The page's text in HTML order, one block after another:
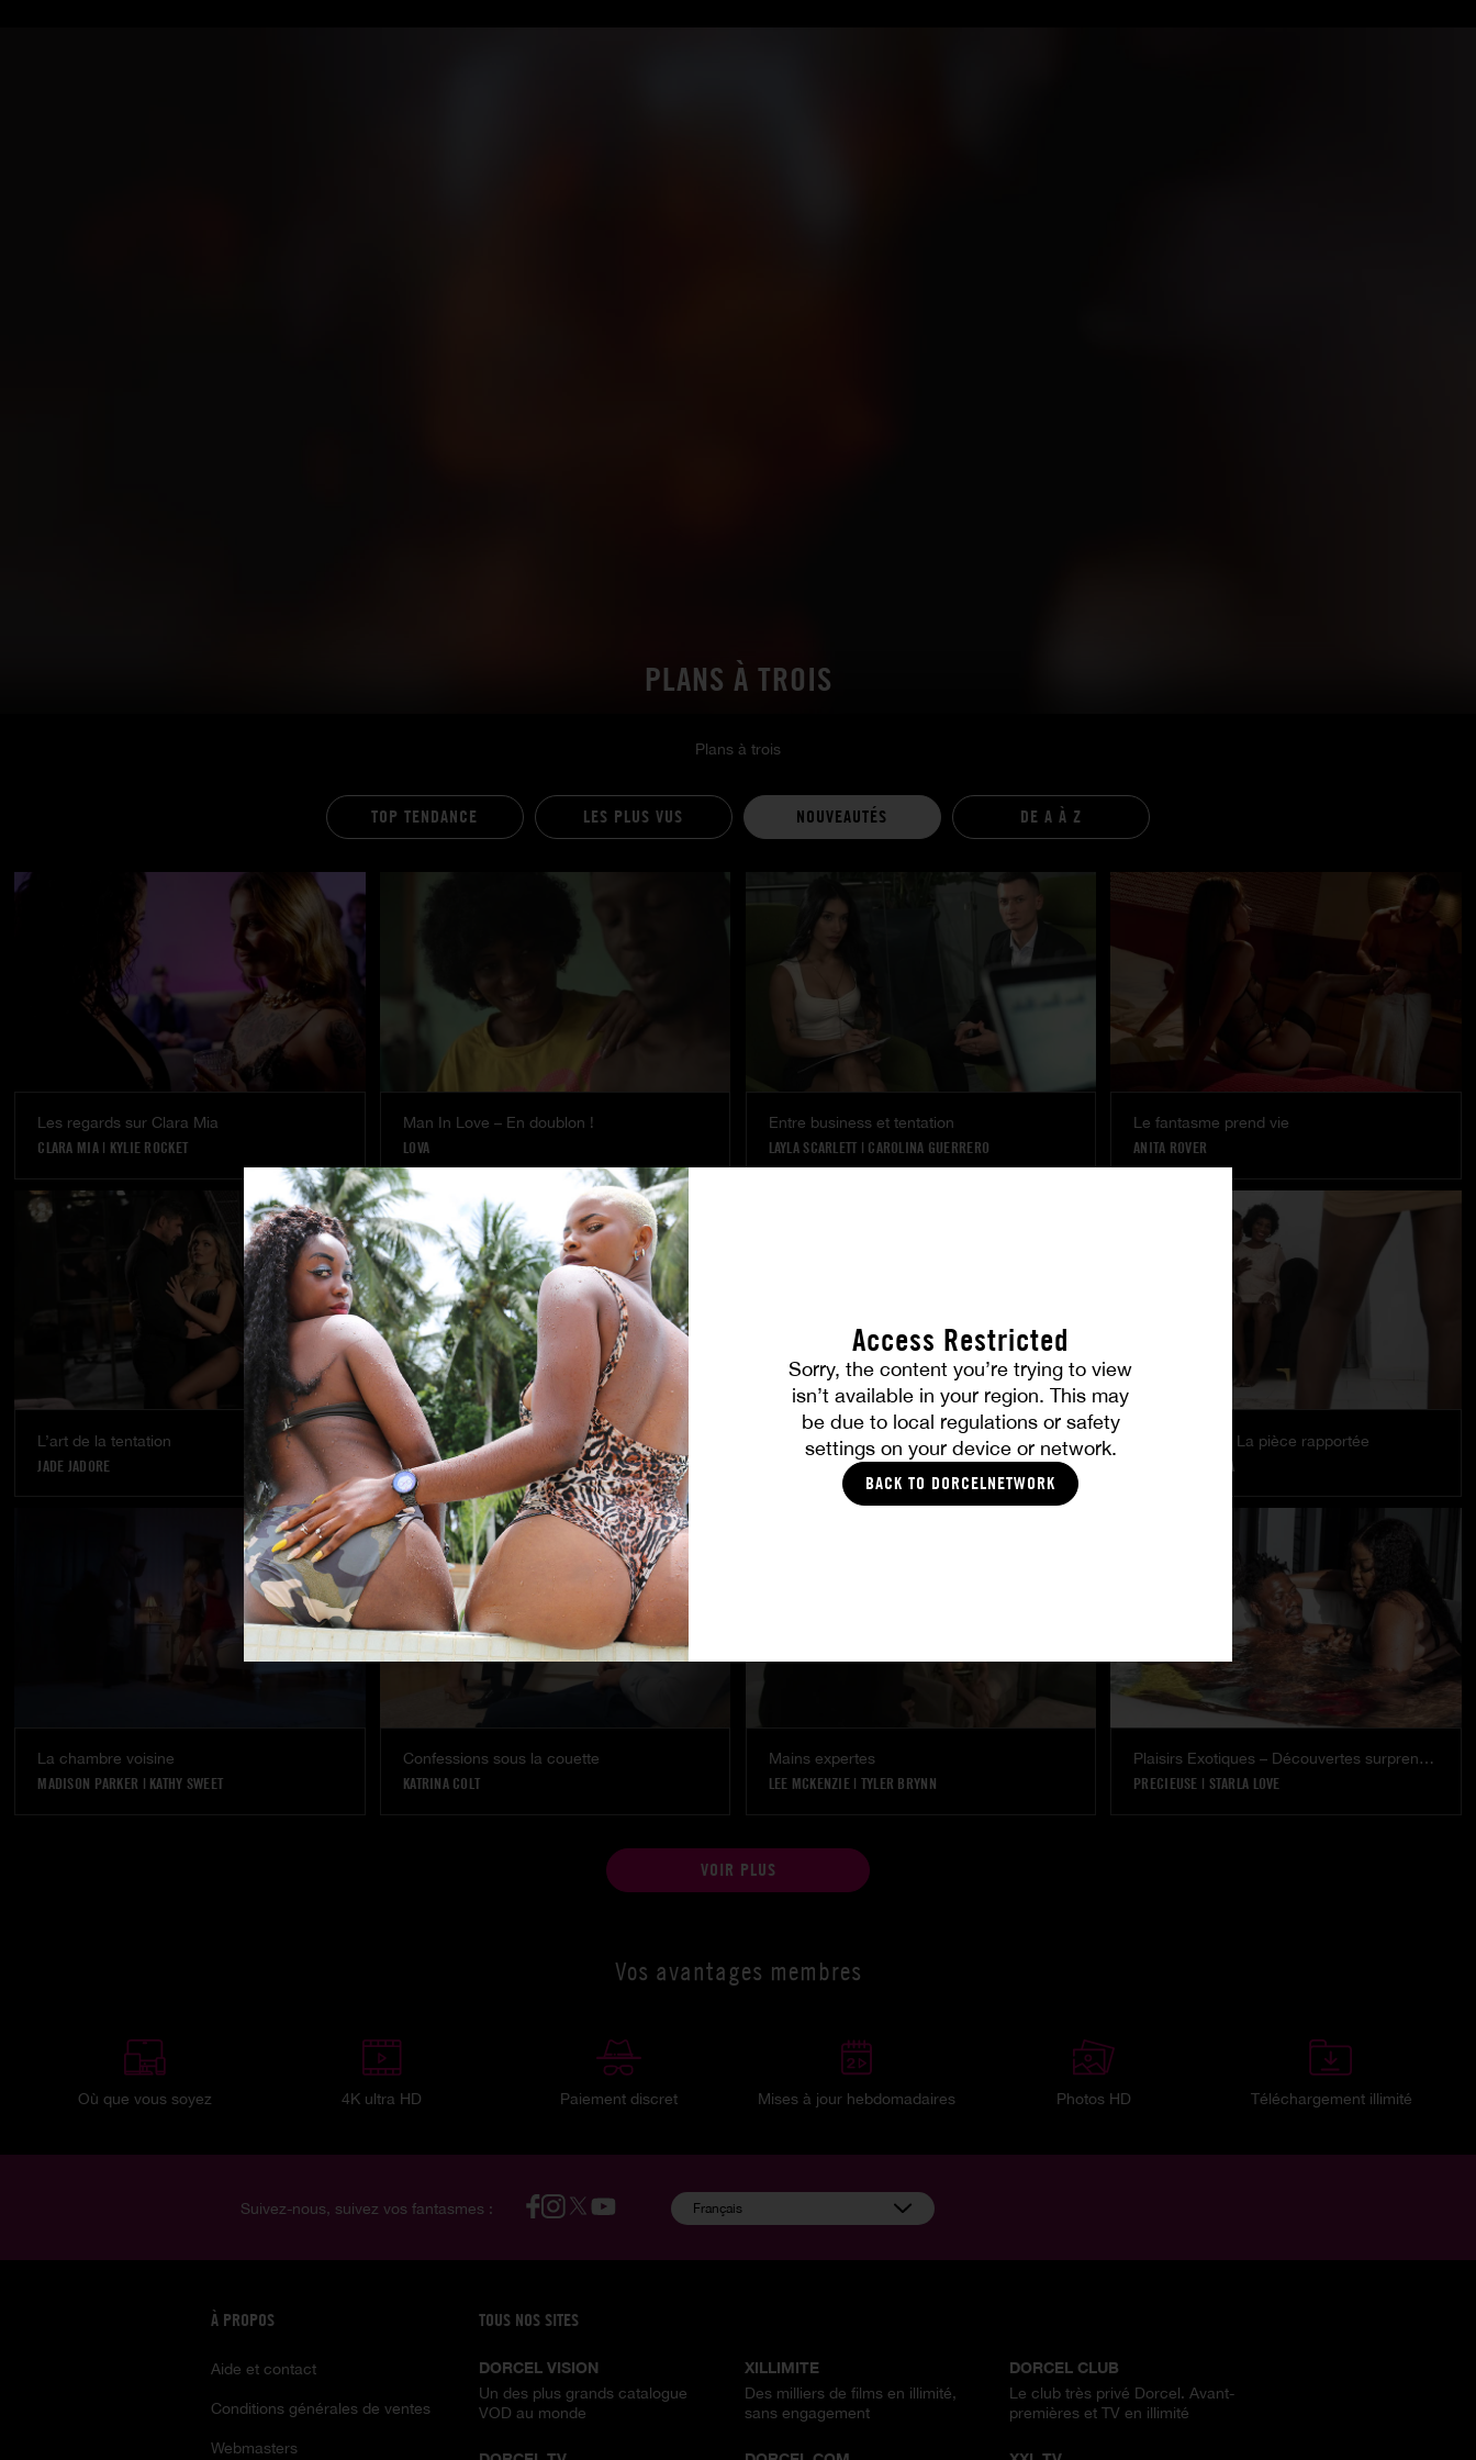
Access Restricted
Sorry, the content you’re trying to view
isn’t available in your region. This may
be due to local regulations or safety
settings on your device or network.
BACK TO DORCELNETWORK
PLANS À TROIS
Plans à trois
TOP TENDANCE LES PLUS VUS NOUVEAUTÉS DE A À Z
Les regards sur Clara Mia
CLARA MIA| KYLIE ROCKET
Man In Love – En doublon !
LOVA
Entre business et tentation
LAYLA SCARLETT | CAROLINA GUERRERO
Le fantasme prend vie
ANITA ROVER
L’art de la tentation
JADE JADORE
Le jeu de Kylie
KYLIE ROCKET
La rencontre de Candee
CANDEE LICIOUS|JADILICA
Man In Love – La pièce rapportée
LOVA
La chambre voisine
MADISON PARKER | KATHY SWEET
Confessions sous la couette
KATRINA COLT
Mains expertes
LEE MCKENZIE| TYLER BRYNN
Plaisirs Exotiques – Découvertes surprenantes
PRECIEUSE | STARLA LOVE
VOIR PLUS
Vos avantages membres
Où que vous soyez 4K ultra HD Paiement discret Mises à jour hebdomadaires Photos HD Téléchargement illimité
Suivez-nous, suivez vos fantasmes : Français
À PROPOS
Aide et contact
Conditions générales de ventes
Webmasters
TOUS NOS SITES
DORCEL VISION
Un des plus grands catalogue
VOD au monde
XILLIMITE
Des milliers de films en illimité,
sans engagement
DORCEL CLUB
Le club très privé Dorcel. Avant-
premières et TV en illimité